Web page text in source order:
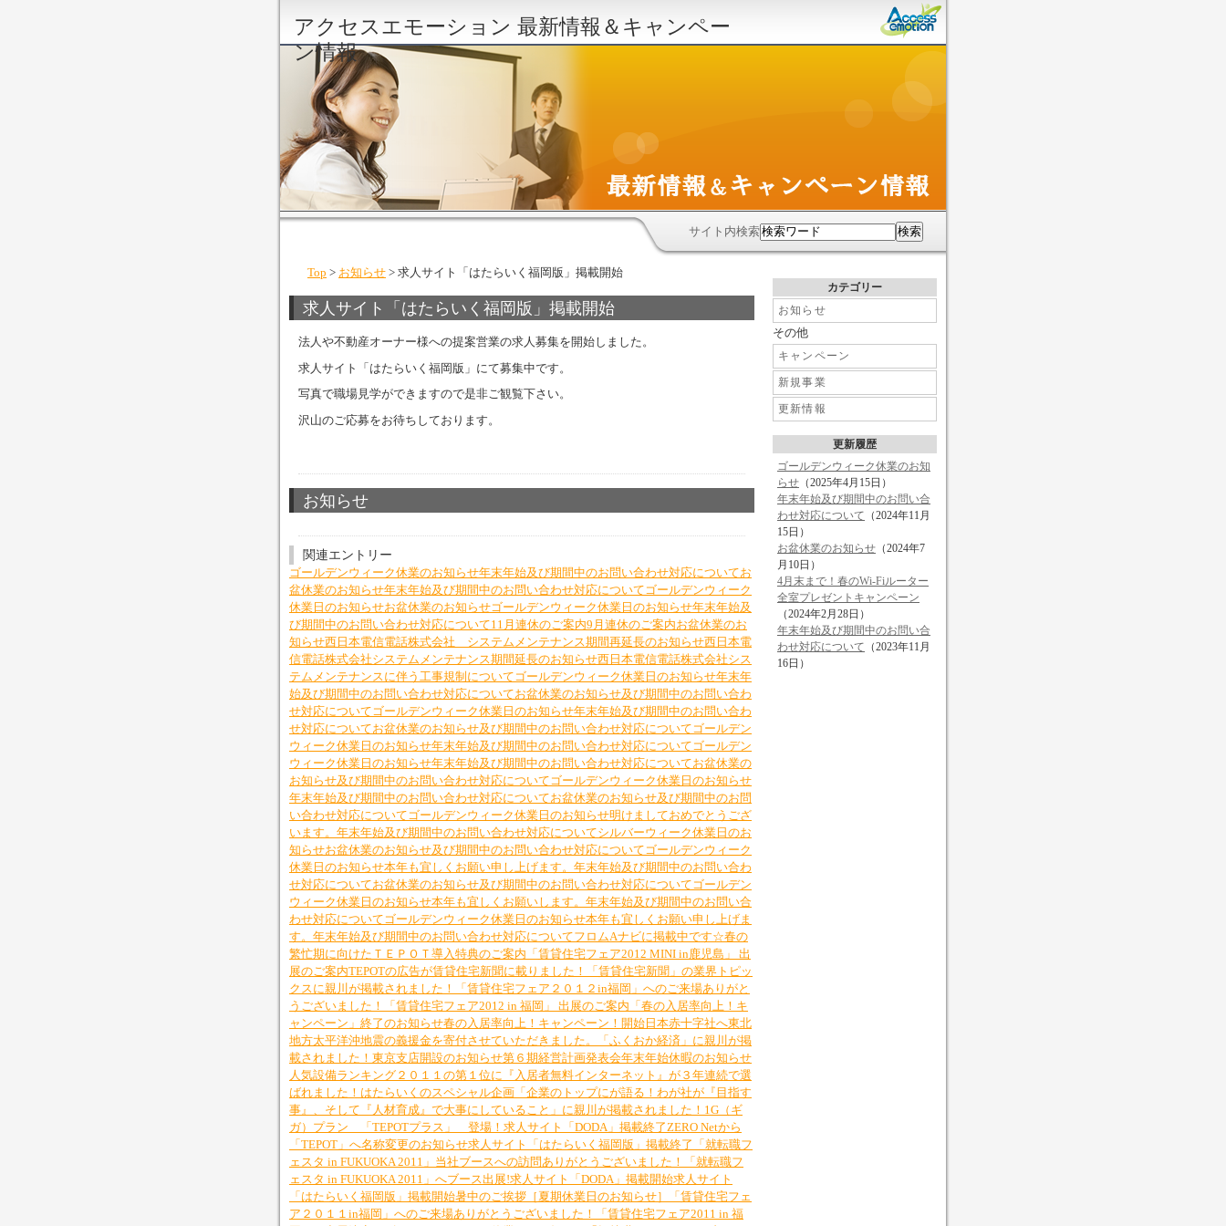
アクセスエモーション 最新情報＆キャンペー
ン情報
サイト内検索
Top > お知らせ > 求人サイト「はたらいく福岡版」掲載開始
求人サイト「はたらいく福岡版」掲載開始
法人や不動産オーナー様への提案営業の求人募集を開始しました。
求人サイト「はたらいく福岡版」にて募集中です。
写真で職場見学ができますので是非ご観覧下さい。
沢山のご応募をお待ちしております。
お知らせ
関連エントリー
ゴールデンウィーク休業のお知らせ年末年始及び期間中のお問い合わせ対応についてお
盆休業のお知らせ年末年始及び期間中のお問い合わせ対応についてゴールデンウィーク
休業日のお知らせお盆休業のお知らせゴールデンウィーク休業日のお知らせ年末年始及
び期間中のお問い合わせ対応について11月連休のご案内9月連休のご案内お盆休業のお
知らせ西日本電信電話株式会社 システムメンテナンス期間再延長のお知らせ西日本電
信電話株式会社システムメンテナンス期間延長のお知らせ西日本電信電話株式会社シス
テムメンテナンスに伴う工事規制についてゴールデンウィーク休業日のお知らせ年末年
始及び期間中のお問い合わせ対応についてお盆休業のお知らせ及び期間中のお問い合わ
せ対応についてゴールデンウィーク休業日のお知らせ年末年始及び期間中のお問い合わ
せ対応についてお盆休業のお知らせ及び期間中のお問い合わせ対応についてゴールデン
ウィーク休業日のお知らせ年末年始及び期間中のお問い合わせ対応についてゴールデン
ウィーク休業日のお知らせ年末年始及び期間中のお問い合わせ対応についてお盆休業の
お知らせ及び期間中のお問い合わせ対応についてゴールデンウィーク休業日のお知らせ
年末年始及び期間中のお問い合わせ対応についてお盆休業のお知らせ及び期間中のお問
い合わせ対応についてゴールデンウィーク休業日のお知らせ明けましておめでとうござ
います。 年末年始及び期間中のお問い合わせ対応についてシルバーウィーク休業日のお
知らせお盆休業のお知らせ及び期間中のお問い合わせ対応についてゴールデンウィーク
休業日のお知らせ本年も宜しくお願い申し上げます。 年末年始及び期間中のお問い合わ
せ対応についてお盆休業のお知らせ及び期間中のお問い合わせ対応についてゴールデン
ウィーク休業日のお知らせ本年も宜しくお願いします。 年末年始及び期間中のお問い合
わせ対応についてゴールデンウィーク休業日のお知らせ本年も宜しくお願い申し上げま
す。 年末年始及び期間中のお問い合わせ対応についてフロムAナビに掲載中です☆春の
繁忙期に向けたＴＥＰＯＴ導入特典のご案内 「賃貸住宅フェア2012 MINI in鹿児島」 出
展のご案内TEPOTの広告が賃貸住宅新聞に載りました！
「賃貸住宅新聞」の業界トピッ
クスに親川が掲載されました！
「賃貸住宅フェア２０１２in福岡」へのご来場ありがと
うございました！
「賃貸住宅フェア2012 in 福岡」 出展のご案内 「春の入居率向上！キ
ャンペーン」終了のお知らせ春の入居率向上！キャンペーン！開始 日本赤十字社へ東北
地方太平洋沖地震の義援金を寄付させていただきました。
「ふくおか経済」に親川が掲
載されました！ 東京支店開設のお知らせ第６期経営計画発表会年末年始休暇のお知らせ
人気設備ランキング２０１１の第１位に『入居者無料インターネット』が３年連続で選
ばれました！ はたらいくのスペシャル企画「企業のトップにが語る！わが社が『目指す
事』、そして『人材育成』で大事にしていること」に親川が掲載されました！ 1G（ギ
ガ）プラン 「TEPOTプラス」 登場！ 求人サイト「DODA」掲載終了ZERO Netから
「TEPOT」へ名称変更のお知らせ求人サイト「はたらいく福岡版」掲載終了
「就転職フ
ェスタ in FUKUOKA 2011」当社ブースへの訪問ありがとうございました！
「就転職フ
ェスタ in FUKUOKA 2011」へブース出展!求人サイト「DODA」掲載開始求人サイト
「はたらいく福岡版」掲載開始暑中のご挨拶［夏期休業日のお知らせ］
「賃貸住宅フェ
ア２０１１in福岡」へのご来場ありがとうございました！
「賃貸住宅フェア2011 in 福
カテゴリー
お知らせ
その他
キャンペーン
新規事業
更新情報
更新履歴
ゴールデンウィーク休業のお知
らせ （2025年4月15日）
年末年始及び期間中のお問い合
わせ対応について （2024年11月
15日）
お盆休業のお知らせ （2024年7
月10日）
4月末まで！春のWi-Fiルーター
全室プレゼントキャンペーン
（2024年2月28日）
年末年始及び期間中のお問い合
わせ対応について （2023年11月
16日）